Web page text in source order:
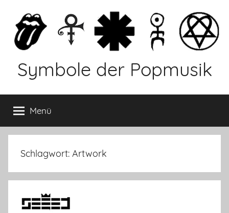
Inhalt
springen
Symbole der Popmusik
Menü
Schlagwort: Artwork